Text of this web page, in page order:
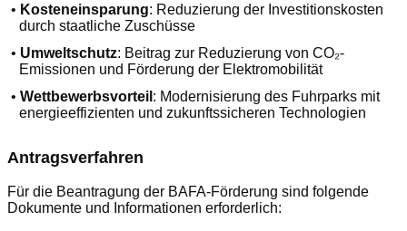
• Kosteneinsparung: Reduzierung der Investitionskosten
durch staatliche Zuschüsse
• Umweltschutz: Beitrag zur Reduzierung von CO₂-
Emissionen und Förderung der Elektromobilität
• Wettbewerbsvorteil : Modernisierung des Fuhrparks mit
energieeffizienten und zukunftssicheren Technologien
Antragsverfahren
Für die Beantragung der BAFA-Förderung sind folgende
Dokumente und Informationen erforderlich: